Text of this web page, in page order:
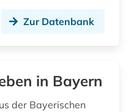
Zur Datenbank
in Bayern
der Bayerischen